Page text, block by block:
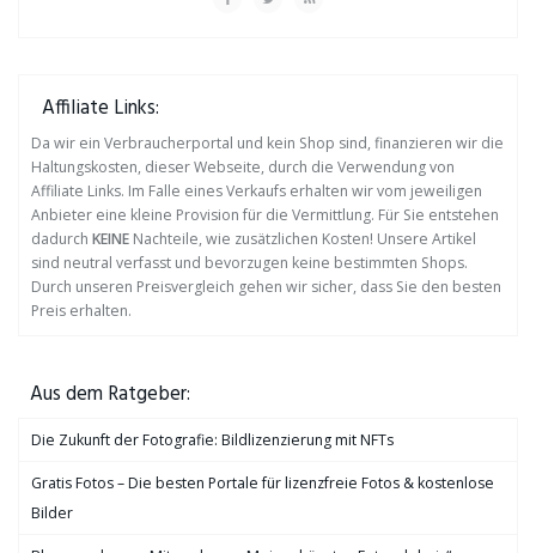
Affiliate Links:
Da wir ein Verbraucherportal und kein Shop sind, finanzieren wir die
Haltungskosten, dieser Webseite, durch die Verwendung von
Affiliate Links. Im Falle eines Verkaufs erhalten wir vom jeweiligen
Anbieter eine kleine Provision für die Vermittlung. Für Sie entstehen
dadurch KEINE Nachteile, wie zusätzlichen Kosten! Unsere Artikel
sind neutral verfasst und bevorzugen keine bestimmten Shops.
Durch unseren Preisvergleich gehen wir sicher, dass Sie den besten
Preis erhalten.
Aus dem Ratgeber:
Die Zukunft der Fotografie: Bildlizenzierung mit NFTs
Gratis Fotos – Die besten Portale für lizenzfreie Fotos & kostenlose
Bilder